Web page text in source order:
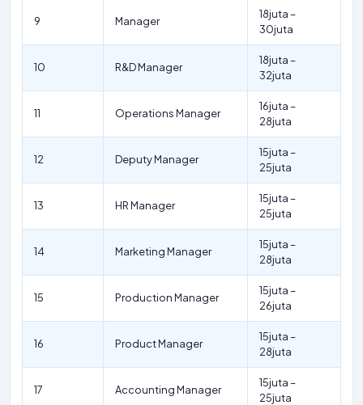
9 Manager
18juta –
30juta
10 R&D Manager
18juta –
32juta
11 Operations Manager
16juta –
28juta
12 Deputy Manager
15juta –
25juta
13 HR Manager
15juta –
25juta
14 Marketing Manager
15juta –
28juta
15 Production Manager
15juta –
26juta
16 Product Manager
15juta –
28juta
17 Accounting Manager
15juta –
25juta